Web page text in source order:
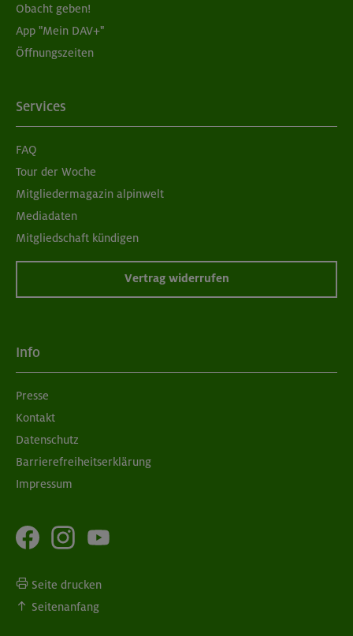
Grundkurs Klettern indoor für Frauen
München
07./14./21.09.26
08./09.09.26
Grundkurs Klettern indoor
München
Obacht geben!
App "Mein DAV+"
Öffnungszeiten
Services
FAQ
Tour der Woche
Mitgliedermagazin alpinwelt
Mediadaten
Mitgliedschaft kündigen
Vertrag widerrufen
Info
Presse
Kontakt
Datenschutz
Barrierefreiheitserklärung
Impressum
Seite drucken
Seitenanfang